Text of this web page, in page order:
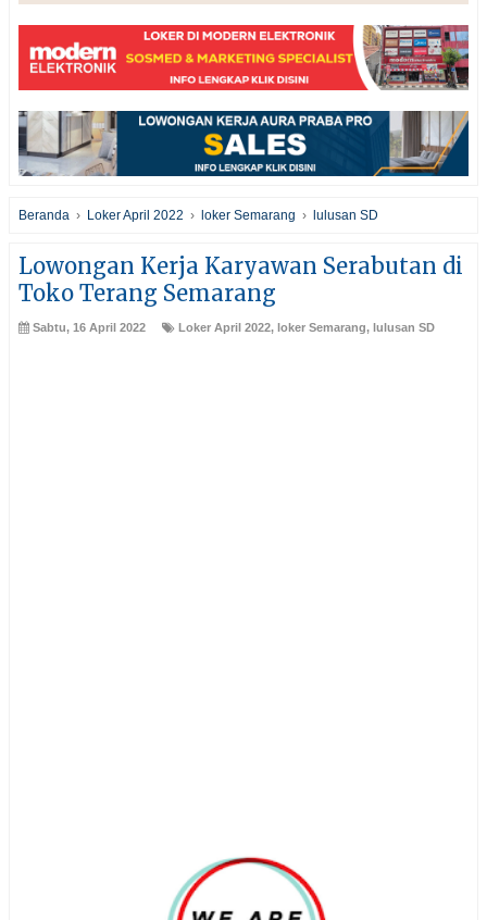
Beranda › Loker April 2022 › loker Semarang › lulusan SD
Lowongan Kerja Karyawan Serabutan di
Toko Terang Semarang
Sabtu, 16 April 2022 Loker April 2022, loker Semarang, lulusan SD